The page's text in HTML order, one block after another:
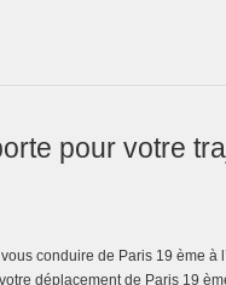
pour votre
conduire de Paris 19 ème à
déplacement de Paris 19